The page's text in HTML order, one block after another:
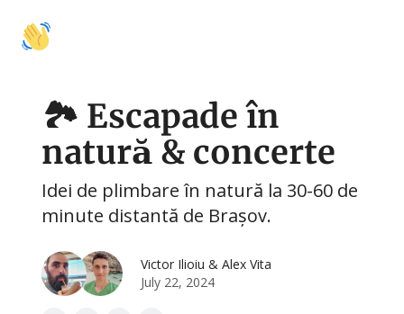
🏞️ Escapade în
natură & concerte
Idei de plimbare în natură la 30-60 de
minute distantă de Brașov.
Victor Ilioiu & Alex Vita
July 22, 2024